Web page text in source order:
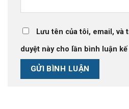
Lưu tên của tôi, email,
duyệt này cho lần bình luận